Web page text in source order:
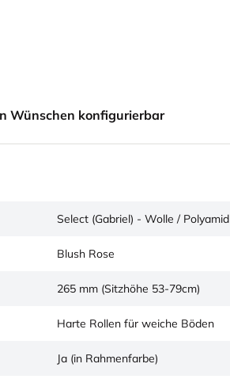
Wünschen konfigurierbar
Select (Gabriel) - Wolle / Polyamid
Blush Rose
265 mm (Sitzhöhe 53-79cm)
Harte Rollen für weiche Böden
Ja (in Rahmenfarbe)